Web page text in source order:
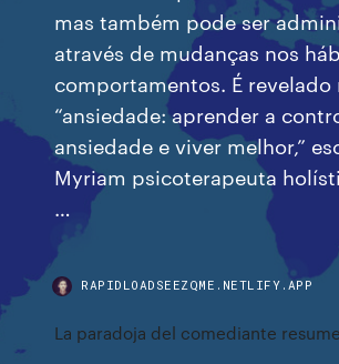
mas também pode ser
através de mudanças nos
comportamentos. É
“ansiedade: aprender a
ansiedade e viver melhor,”
Myriam psicoterapeuta
…
RAPIDLOADSEEZQME.NETLIFY.APP
La paradoja del comediante